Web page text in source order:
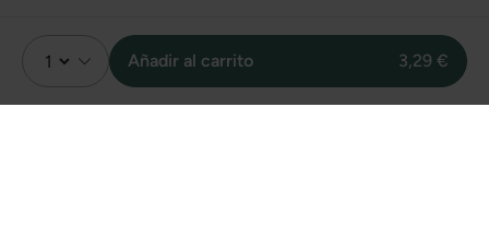
Añadir al carrito 3,29 €